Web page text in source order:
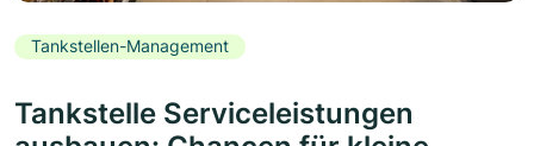
Tankstellen-Management
Tankstelle Serviceleistungen